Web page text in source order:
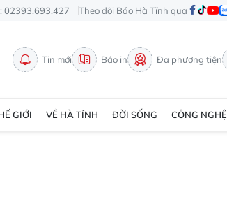
02393.693.427 Theo dõi Báo Hà Tĩnh qua
Tin mới Báo in Đa phương tiện
GIỚI VỀ HÀ TĨNH ĐỜI SỐNG CÔNG NGHỆ